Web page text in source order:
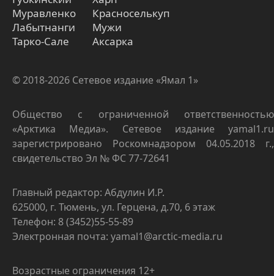
Муравленко
Лабытнанги
Тарко-Сале
Красноселькуп
Мужи
Аксарка
© 2018-2026 Сетевое издание «Ямал 1»
Общество с ограниченной ответственностью
«Арктика Медиа». Сетевое издание yamal1.ru
зарегистрировано Роскомнадзором 04.05.2018 г.,
свидетельство Эл № ФС 77-72641
Главный редактор: Абдулин И.Р.
625000, г. Тюмень, ул. Герцена, д.70, 6 этаж
Телефон: 8 (3452)55-55-89
Электронная почта: yamal1@arctic-media.ru
Возрастные ограничения 12+